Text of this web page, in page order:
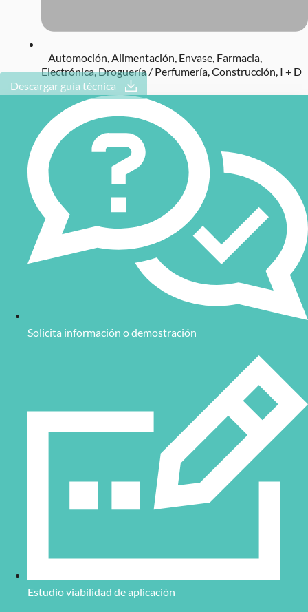
Automoción,Alimentación, Envase, Farmacia,
Electrónica,Droguería / Perfumería,Construcción, I + D
Descargar guía técnica
Solicita información o demostración
Estudio viabilidad de aplicación